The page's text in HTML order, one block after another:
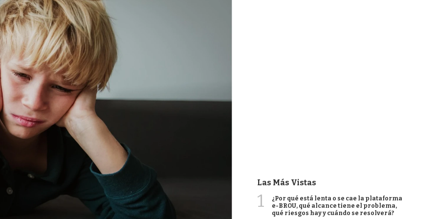
Las Más Vistas
1
¿Por qué está lenta o se cae la plataforma
e-BROU, qué alcance tiene el problema,
qué riesgos hay y cuándo se resolverá?